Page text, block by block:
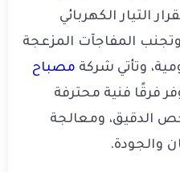
التيار الكهربائي
وتجنب المفاجآت المزعجة
وتأتي شركة مصباح
فرقًا فنية محترفة
الدقيق، ومعالجة
والجودة.